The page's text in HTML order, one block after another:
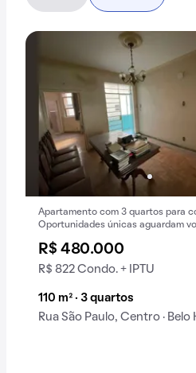
Apartamento com 3 quartos para
Oportunidades únicas aguardam
R$ 480.000
R$ 822 Condo. + IPTU
110 m² · 3 quartos
Rua São Paulo, Centro ·